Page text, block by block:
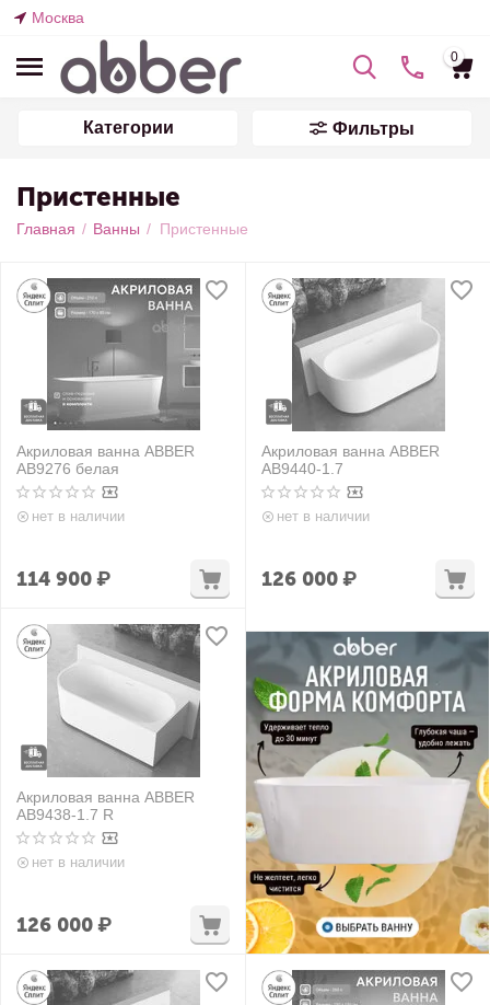
Москва
0
Категории Фильтры
Пристенные
Главная / Ванны / Пристенные
Акриловая ванна ABBER
AB9276 белая
нет в наличии
114 900₽
Акриловая ванна ABBER
AB9440-1.7
нет в наличии
126 000₽
Акриловая ванна ABBER
AB9438-1.7 R
нет в наличии
126 000₽